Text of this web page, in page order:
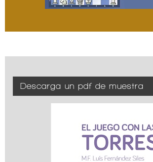
Descarga un pdf de muestra